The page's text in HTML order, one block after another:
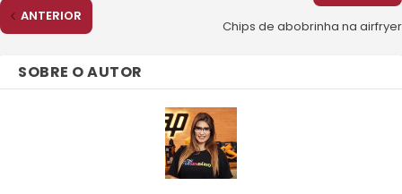
ANTERIOR
Chips de abobrinha na airfryer
SOBRE O AUTOR